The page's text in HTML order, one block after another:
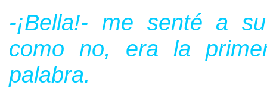
-¡Bella!- me senté a
como no, era la
palabra.